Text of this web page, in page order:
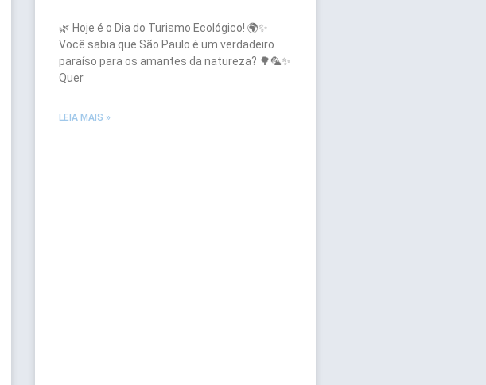
🌿 Hoje é o Dia do Turismo Ecológico! 🌍✨
Você sabia que São Paulo é um verdadeiro
paraíso para os amantes da natureza? 🌳🦜✨
Quer
LEIA MAIS »